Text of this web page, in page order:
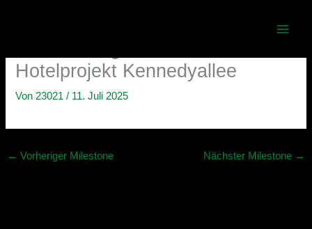
Hotelprojekt Kennedyallee
Von 23021/ 11. Juli 2025
← Vorheriger Milestone Nächster Milestone →